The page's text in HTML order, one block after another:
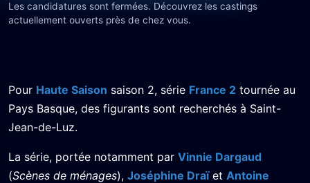
Les candidatures sont fermées. Découvrez les castings
actuellement ouverts près de chez vous.
Pour Haute Saison saison 2, série France 2 tournée au
Pays Basque, des figurants sont recherchés à Saint-
Jean-de-Luz.
La série, portée notamment par Vinnie Dargaud
(Scènes de ménages), Joséphine Draïet Antoine